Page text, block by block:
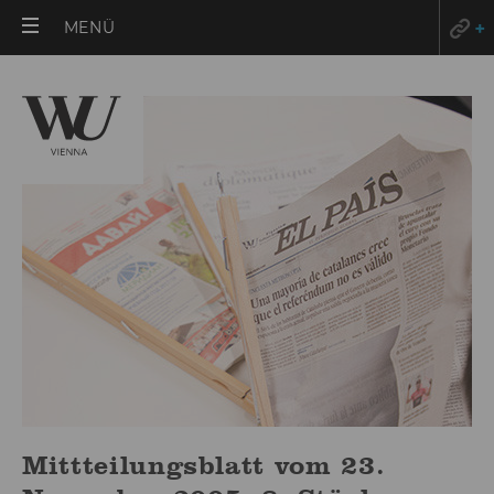
MENÜ
Mittteilungsblatt vom 23.